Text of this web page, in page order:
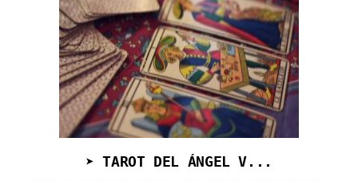
➤ TAROT DEL ÁNGEL V...